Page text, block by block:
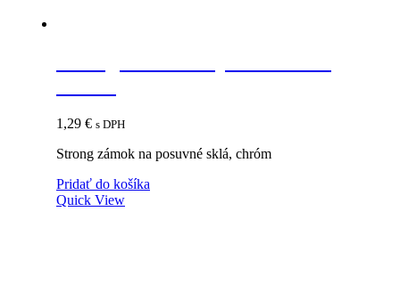
1,29 € s DPH
Strong zámok na posuvné sklá, chróm
Pridať do košíka
Quick View